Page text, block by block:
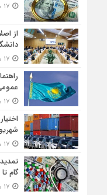
از
گام